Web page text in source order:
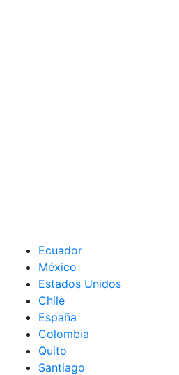
Ecuador
México
Estados Unidos
Chile
España
Colombia
Quito
Santiago